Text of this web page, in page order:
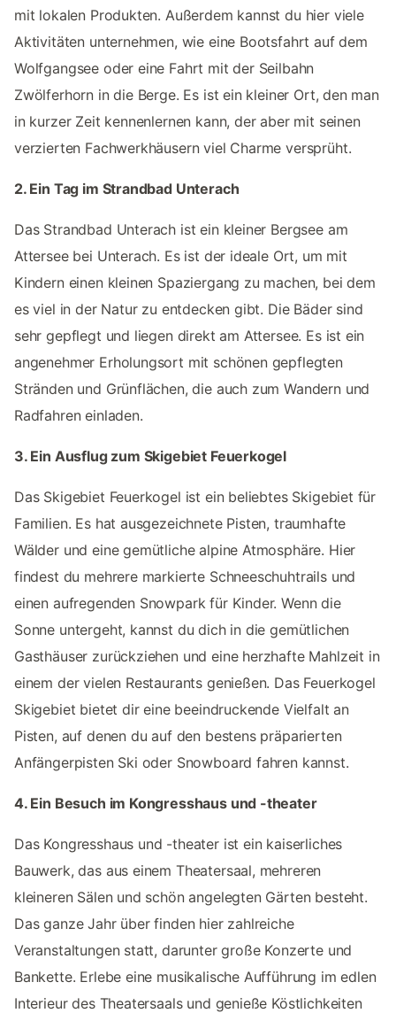
mit lokalen Produkten. Außerdem kannst du hier viele
Aktivitäten unternehmen, wie eine Bootsfahrt auf dem
Wolfgangsee oder eine Fahrt mit der Seilbahn
Zwölferhorn in die Berge. Es ist ein kleiner Ort, den man
in kurzer Zeit kennenlernen kann, der aber mit seinen
verzierten Fachwerkhäusern viel Charme versprüht.
2. Ein Tag im Strandbad Unterach
Das Strandbad Unterach ist ein kleiner Bergsee am
Attersee bei Unterach. Es ist der ideale Ort, um mit
Kindern einen kleinen Spaziergang zu machen, bei dem
es viel in der Natur zu entdecken gibt. Die Bäder sind
sehr gepflegt und liegen direkt am Attersee. Es ist ein
angenehmer Erholungsort mit schönen gepflegten
Stränden und Grünflächen, die auch zum Wandern und
Radfahren einladen.
3. Ein Ausflug zum Skigebiet Feuerkogel
Das Skigebiet Feuerkogel ist ein beliebtes Skigebiet für
Familien. Es hat ausgezeichnete Pisten, traumhafte
Wälder und eine gemütliche alpine Atmosphäre. Hier
findest du mehrere markierte Schneeschuhtrails und
einen aufregenden Snowpark für Kinder. Wenn die
Sonne untergeht, kannst du dich in die gemütlichen
Gasthäuser zurückziehen und eine herzhafte Mahlzeit in
einem der vielen Restaurants genießen. Das Feuerkogel
Skigebiet bietet dir eine beeindruckende Vielfalt an
Pisten, auf denen du auf den bestens präparierten
Anfängerpisten Ski oder Snowboard fahren kannst.
4. Ein Besuch im Kongresshaus und -theater
Das Kongresshaus und -theater ist ein kaiserliches
Bauwerk, das aus einem Theatersaal, mehreren
kleineren Sälen und schön angelegten Gärten besteht.
Das ganze Jahr über finden hier zahlreiche
Veranstaltungen statt, darunter große Konzerte und
Bankette. Erlebe eine musikalische Aufführung im edlen
Interieur des Theatersaals und genieße Köstlichkeiten